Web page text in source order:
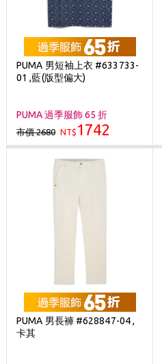
PUMA 男短袖上衣 #633733-
01 ,藍(版型偏大)
PUMA 過季服飾 65 折
市價 2680 NT$ 1742
PUMA 男長褲 #628847-04 ,
卡其